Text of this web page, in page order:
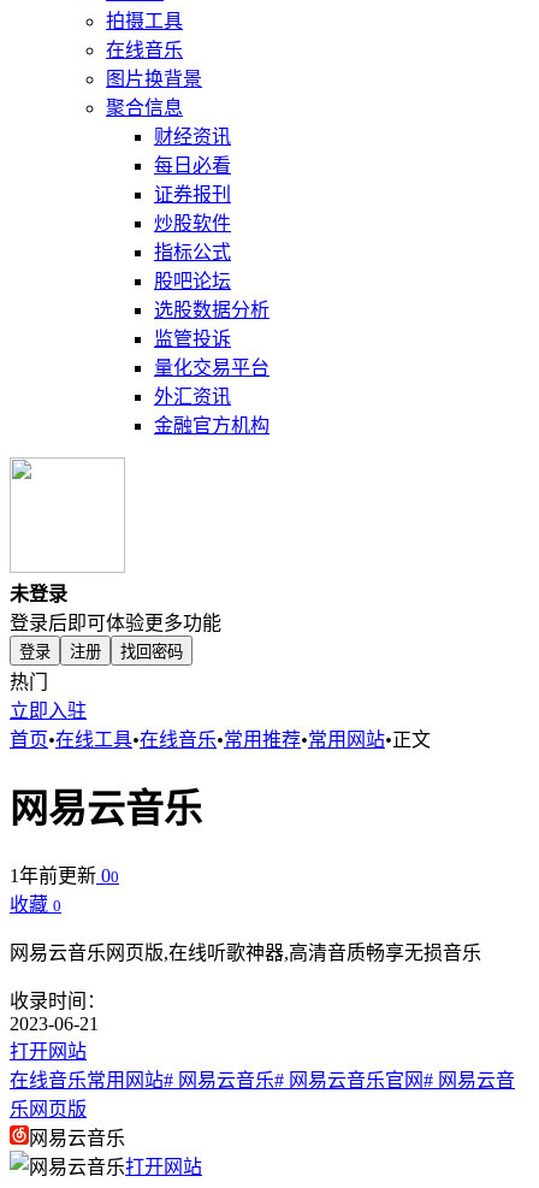
拍摄工具
在线音乐
图片换背景
聚合信息
财经资讯
每日必看
证券报刊
炒股软件
指标公式
股吧论坛
选股数据分析
监管投诉
量化交易平台
外汇资讯
金融官方机构
未登录
登录后即可体验更多功能
登录 注册 找回密码
热门
立即入驻
首页•在线工具•在线音乐•常用推荐•常用网站•正文
网易云音乐
1年前更新 00
收藏 0
网易云音乐网页版,在线听歌神器,高清音质畅享无损音乐
收录时间：
2023-06-21
打开网站
在线音乐常用网站# 网易云音乐# 网易云音乐官网# 网易云音
乐网页版
网易云音乐
打开网站